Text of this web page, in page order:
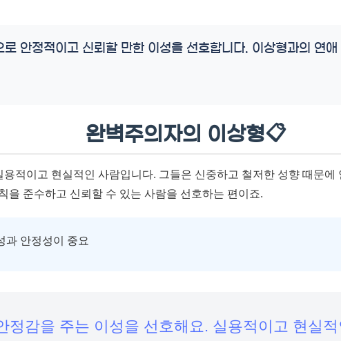
안정적이고 신뢰할 만한 이성을 선호합니다. 이상형과의 연
완벽주의자의 이상형📋
용적이고 현실적인 사람입니다. 그들은 신중하고 철저한 성향 때문에
을 준수하고 신뢰할 수 있는 사람을 선호하는 편이죠.
과 안정성이 중요
정감을 주는 이성을 선호해요. 실용적이고 현실